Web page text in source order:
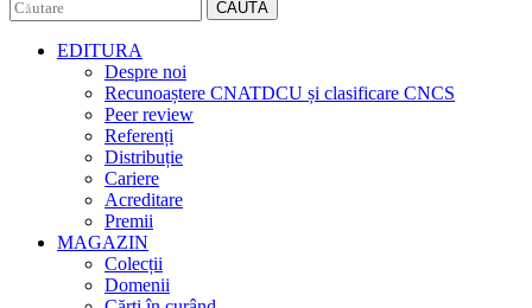
CAUTĂ
EDITURA
Despre noi
Recunoaștere CNATDCU și clasificare CNCS
Peer review
Referenți
Distribuție
Cariere
Acreditare
Premii
MAGAZIN
Colecții
Domenii